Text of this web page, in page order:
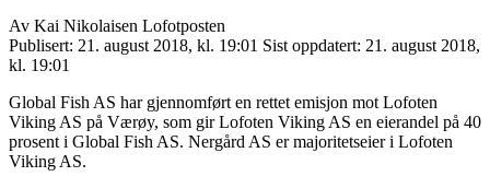
Av Kai Nikolaisen Lofotposten
Publisert: 21. august 2018, kl. 19:01 Sist oppdatert: 21. august 2018,
kl. 19:01
Global Fish AS har gjennomført en rettet emisjon mot Lofoten
Viking AS på Værøy, som gir Lofoten Viking AS en eierandel på 40
prosent i Global Fish AS. Nergård AS er majoritetseier i Lofoten
Viking AS.